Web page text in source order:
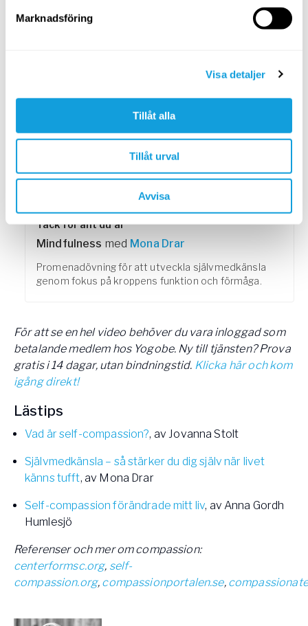
Marknadsföring
Visa detaljer
Tillåt alla
Tillåt urval
Avvisa
Uppmärksamma kroppen och stötta dig själv med
hjälp av självmedkänsla.
Tack för allt du är
Mindfulness med Mona Drar
Promenadövning för att utveckla självmedkänsla
genom fokus på kroppens funktion och förmåga.
För att se en hel video behöver du vara inloggad som
betalande medlem hos Yogobe. Ny till tjänsten? Prova
gratis i 14 dagar, utan bindningstid. Klicka här och kom
igång direkt!
Lästips
Vad är self-compassion?, av Jovanna Stolt
Självmedkänsla – så stärker du dig själv när livet
känns tufft, av Mona Drar
Self-compassion förändrade mitt liv, av Anna Gordh
Humlesjö
Referenser och mer om compassion:
centerformsc.org, self-
compassion.org, compassionportalen.se,